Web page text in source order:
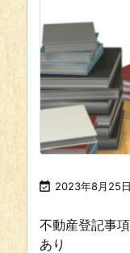
 2023年8月25日
不動産登記事
あり